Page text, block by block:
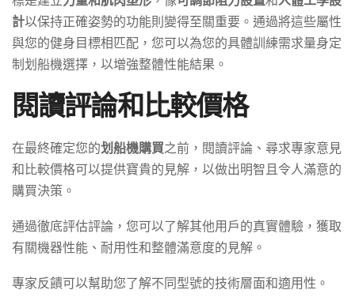
計以保持正確姿勢的功能則變得至關重要。通過將這些屬性
與您的健身目標相匹配，您可以為您的具體訓練需求量身定
制划船機選擇，以增強整體性能結果。
閱讀評論和比較價格
在最終確定您的划船機購買之前，閱讀評論、尋求專家意見
和比較價格可以提供寶貴的見解，以做出明智且令人滿意的
購買決策。
通過徹底評估評論，您可以了解其他用戶的真實體驗，獲取
有關機器性能、耐用性和整體滿意度的見解。
專家反饋可以幫助您了解不同型號的技術層面和適用性。